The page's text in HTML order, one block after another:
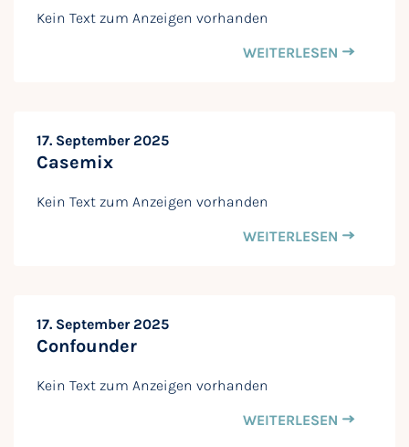
Kein Text zum Anzeigen vorhanden
WEITERLESEN
17. September 2025
Casemix
Kein Text zum Anzeigen vorhanden
WEITERLESEN
17. September 2025
Confounder
Kein Text zum Anzeigen vorhanden
WEITERLESEN